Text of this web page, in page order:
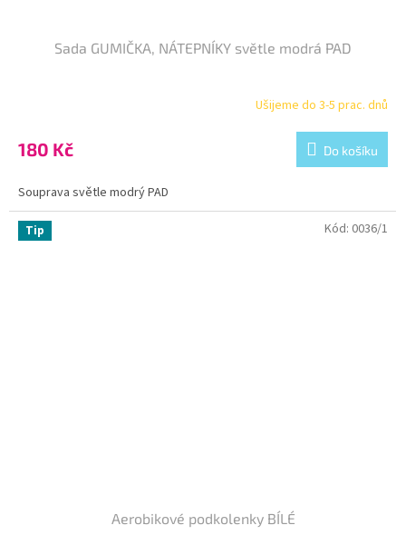
Sada GUMIČKA, NÁTEPNÍKY světle modrá PAD
Ušijeme do 3-5 prac. dnů
180 Kč Do košíku
Souprava světle modrý PAD
Tip
Aerobikové podkolenky BÍLÉ
Kód: 0036/1